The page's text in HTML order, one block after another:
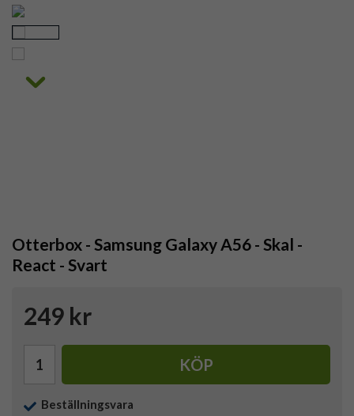
Otterbox - Samsung Galaxy A56 - Skal -
React - Svart
249 kr
KÖP
Beställningsvara